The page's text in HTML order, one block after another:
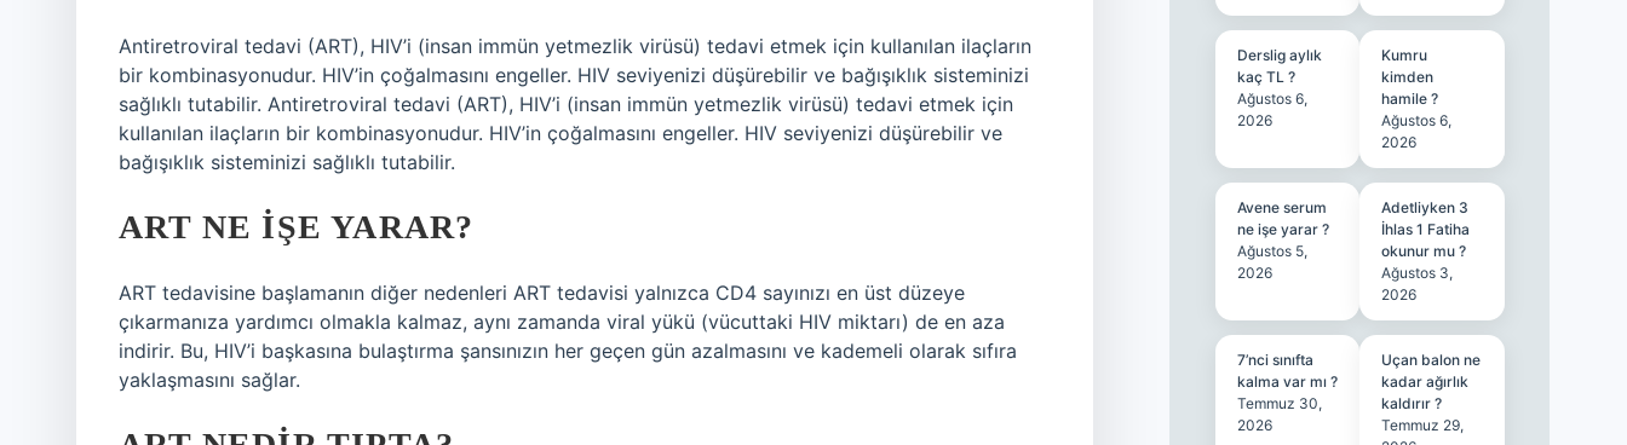
Antiretroviral tedavi (ART), HIV’i (insan immün yetmezlik virüsü) tedavi etmek için kullanılan ilaçların
bir kombinasyonudur. HIV’in çoğalmasını engeller. HIV seviyenizi düşürebilir ve bağışıklık sisteminizi
sağlıklı tutabilir. Antiretroviral tedavi (ART), HIV’i (insan immün yetmezlik virüsü) tedavi etmek için
kullanılan ilaçların bir kombinasyonudur. HIV’in çoğalmasını engeller. HIV seviyenizi düşürebilir ve
bağışıklık sisteminizi sağlıklı tutabilir.
ART NE IŞE YARAR?
ART tedavisine başlamanın diğer nedenleri ART tedavisi yalnızca CD4 sayınızı en üst düzeye
çıkarmanıza yardımcı olmakla kalmaz, aynı zamanda viral yükü (vücuttaki HIV miktarı) de en aza
indirir. Bu, HIV’i başkasına bulaştırma şansınızın her geçen gün azalmasını ve kademeli olarak sıfıra
yaklaşmasını sağlar.
Derslig aylık
kaç TL ?
Ağustos 6,
2026
Kumru
kimden
hamile ?
Ağustos 6,
2026
Avene serum
ne işe yarar ?
Ağustos 5,
2026
Adetliyken 3
İhlas 1 Fatiha
okunur mu ?
Ağustos 3,
2026
7’nci sınıfta
kalma var mı ?
Temmuz 30,
2026
Uçan balon ne
kadar ağırlık
kaldırır ?
Temmuz 29,